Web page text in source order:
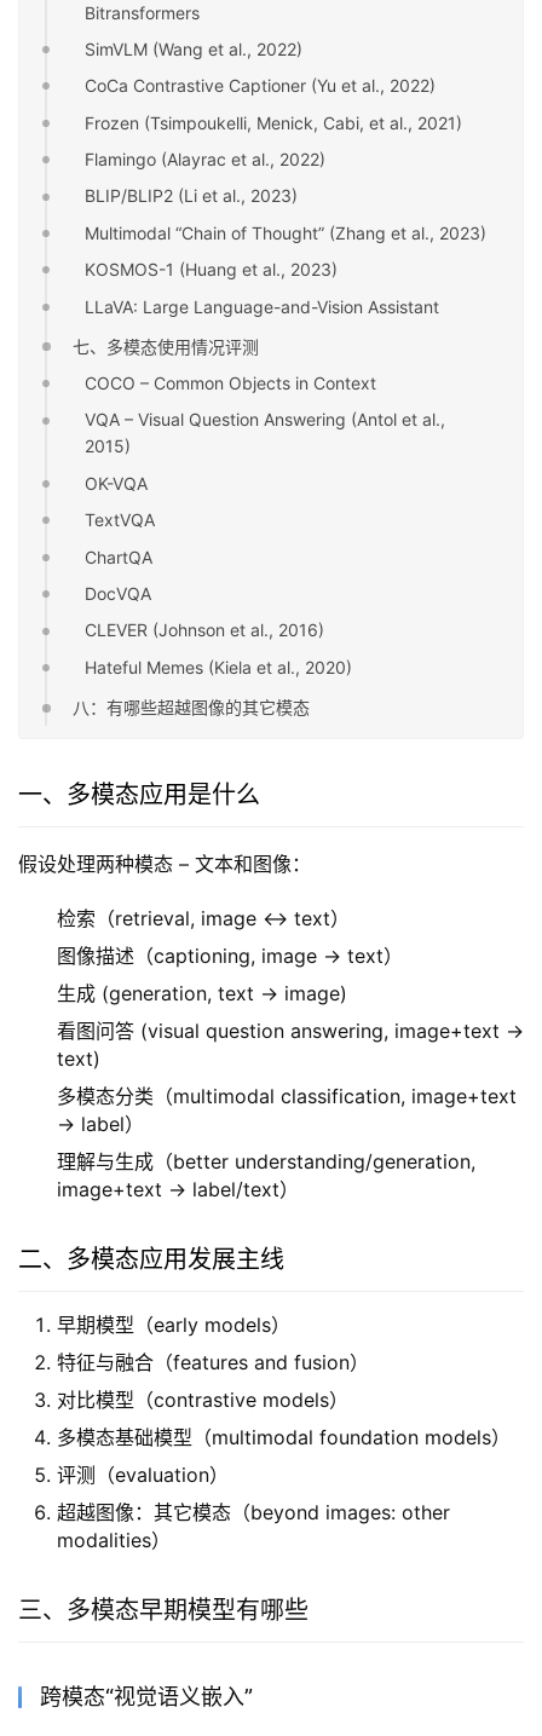
Bitransformers
SimVLM (Wang et al., 2022)
CoCa Contrastive Captioner (Yu et al., 2022)
Frozen (Tsimpoukelli, Menick, Cabi, et al., 2021)
Flamingo (Alayrac et al., 2022)
BLIP/BLIP2 (Li et al., 2023)
Multimodal “Chain of Thought” (Zhang et al., 2023)
KOSMOS-1 (Huang et al., 2023)
LLaVA: Large Language-and-Vision Assistant
七、多模态使用情况评测
COCO – Common Objects in Context
VQA – Visual Question Answering (Antol et al.,
2015)
OK-VQA
TextVQA
ChartQA
DocVQA
CLEVER (Johnson et al., 2016)
Hateful Memes (Kiela et al., 2020)
八：有哪些超越图像的其它模态
一、多模态应用是什么
假设处理两种模态 – 文本和图像：
检索（retrieval, image <-> text）
图像描述（captioning, image -> text）
生成 (generation, text -> image)
看图问答 (visual question answering, image+text ->
text)
多模态分类（multimodal classification, image+text
-> label）
理解与生成（better understanding/generation,
image+text -> label/text）
二、多模态应用发展主线
早期模型（early models）
特征与融合（features and fusion）
对比模型（contrastive models）
多模态基础模型（multimodal foundation models）
评测（evaluation）
超越图像：其它模态（beyond images: other
modalities）
三、多模态早期模型有哪些
跨模态“视觉语义嵌入”